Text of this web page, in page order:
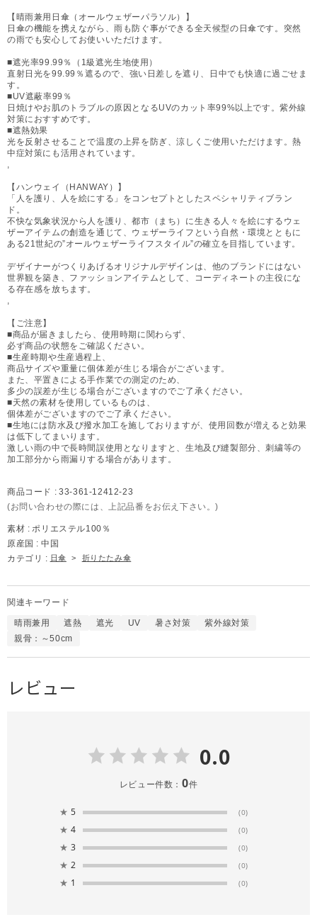
【晴雨兼用日傘（オールウェザーパラソル）】
日傘の機能を携えながら、雨も防ぐ事ができる全天候型の日傘です。突然
の雨でも安心してお使いいただけます。
■遮光率99.99％（1級遮光生地使用）
直射日光を99.99％遮るので、強い日差しを遮り、日中でも快適に過ごせま
す。
■UV遮蔽率99％
日焼けやお肌のトラブルの原因となるUVのカット率99%以上です。紫外線
対策におすすめです。
■遮熱効果
光を反射させることで温度の上昇を防ぎ、涼しくご使用いただけます。熱
中症対策にも活用されています。
【ハンウェイ（HANWAY）】
「人を護り、人を絵にする」をコンセプトとしたスペシャリティブラン
ド。
不快な気象状況から人を護り、都市（まち）に生きる人々を絵にするウェ
ザーアイテムの創造を通じて、ウェザーライフという自然・環境とともに
ある21世紀の”オールウェザーライフスタイル”の確立を目指しています。
デザイナーがつくりあげるオリジナルデザインは、他のブランドにはない
世界観を築き、ファッションアイテムとして、コーディネートの主役にな
る存在感を放ちます。
【ご注意】
■商品が届きましたら、使用時期に関わらず、
必ず商品の状態をご確認ください。
■生産時期や生産過程上、
商品サイズや重量に個体差が生じる場合がございます。
また、平置きによる手作業での測定のため、
多少の誤差が生じる場合がございますのでご了承ください。
■天然の素材を使用しているものは、
個体差がございますのでご了承ください。
■生地には防水及び撥水加工を施しておりますが、使用回数が増えると効果
は低下してまいります。
激しい雨の中で長時間誤使用となりますと、生地及び縫製部分、刺繍等の
加工部分から雨漏りする場合があります。
商品コード : 33-361-12412-23
(お問い合わせの際には、上記品番をお伝え下さい。)
素材 : ポリエステル100％
原産国 : 中国
カテゴリ : 日傘 > 折りたたみ傘
関連キーワード
晴雨兼用 遮熱 遮光 UV 暑さ対策
紫外線対策
親骨：～50cm
レビュー
0.0
レビュー件数： 0件
★ 5 (0)
★ 4 (0)
★ 3 (0)
★ 2 (0)
★ 1 (0)